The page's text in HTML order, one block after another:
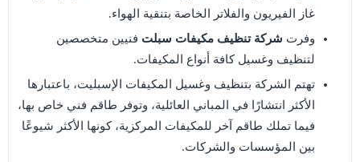
غاز الفيريون والفلاتر الخاصة بتنقية الهواء.
وفرت شركة تنظيف مكيفات سبلت فنيين متخصصين
لتنظيف وغسيل كافة أنواع المكيفات.
تهتم الشركة بتنظيف وغسيل المكيفات الإسبليت، باعتبارها
الأكثر انتشارًا في المباني العائلية، وتوفر طاقم فني خاص بها،
فيما تملك طاقم آخر للمكيفات المركزية، كونها الأكثر شيوعًا
بين المؤسسات والشركات.